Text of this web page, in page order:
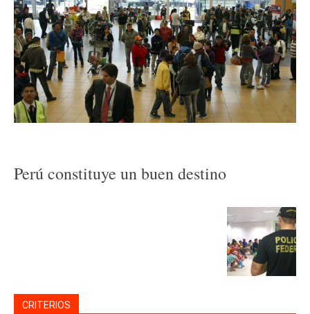
Perú constituye un buen destino
CRITERIOS